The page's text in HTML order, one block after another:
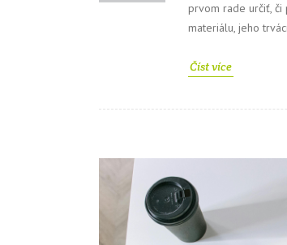
prvom rade určiť,
materiálu, jeho
Číst více